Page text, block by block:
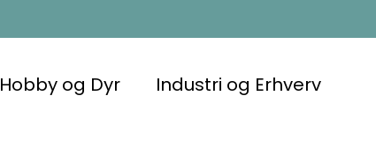
Hobby og Dyr Industri og Erhverv